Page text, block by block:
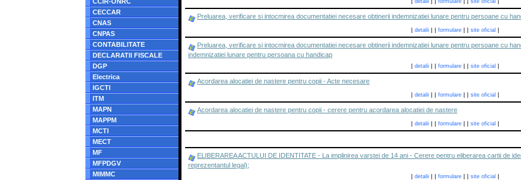
CECCAR
CNAS
CNPAS
CONTABILITATE
DECLARATII FISCALE
DGP
Electrica
IGCTI
ITM
MAPN
MAPPM
MCTI
MECT
MF
MFPDGV
MIMMC
detalii formulare site oficial
Preluarea, verificare si intocmirea documentatiei necesare obtinerii indemnizatiei lunare pentru persoane cu
| detalii| | formulare| | site oficial|
Preluarea, verificare si intocmirea documentatiei necesare obtinerii indemnizatiei lunare pentru persoane cu
indemnizatiei lunare pentru persoana cu handicap
| detalii| | formulare| | site oficial|
Acordarea alocatiei de nastere pentru copii - Acte necesare
| detalii| | formulare| | site oficial|
Acordarea alocatiei de nastere pentru copii - cerere pentru acordarea alocatiei de nastere
| detalii| | formulare| | site oficial|
ELIBERAREA ACTULUI DE IDENTITATE - La implinirea varstei de 14 ani - Cerere pentru eliberarea cartii de
reprezentantul legal);
| detalii| | formulare| | site oficial|